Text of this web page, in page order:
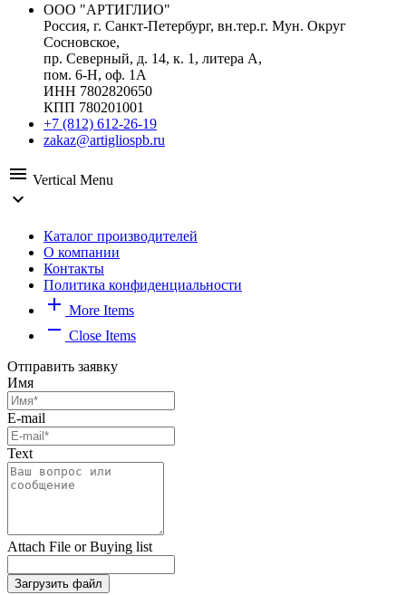
ООО "АРТИГЛИО"
Россия, г. Санкт-Петербург, вн.тер.г. Мун. Округ
Сосновское,
пр. Северный, д. 14, к. 1, литера А,
пом. 6-Н, оф. 1А
ИНН 7802820650
КПП 780201001
+7 (812) 612-26-19
zakaz@artigliospb.ru
menu Vertical Menu
expand_more
Каталог производителей
О компании
Контакты
Политика конфиденциальности
add More Items
remove Close Items
Отправить заявку
Имя
E-mail
Text
Attach File or Buying list
Загрузить файл